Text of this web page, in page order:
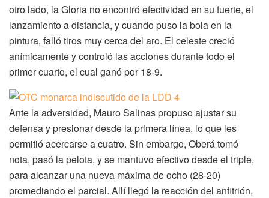
otro lado, la Gloria no encontró efectividad en su fuerte, el
lanzamiento a distancia, y cuando puso la bola en la
pintura, falló tiros muy cerca del aro. El celeste creció
anímicamente y controló las acciones durante todo el
primer cuarto, el cual ganó por 18-9.
Ante la adversidad, Mauro Salinas propuso ajustar su
defensa y presionar desde la primera línea, lo que les
permitió acercarse a cuatro. Sin embargo, Oberá tomó
nota, pasó la pelota, y se mantuvo efectivo desde el triple,
para alcanzar una nueva máxima de ocho (28-20)
promediando el parcial. Allí llegó la reacción del anfitrión,